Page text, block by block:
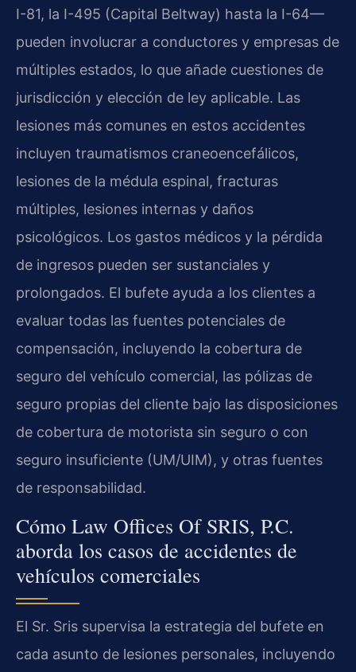
I-81, la I-495 (Capital Beltway) hasta la I-64—
pueden involucrar a conductores y empresas de
múltiples estados, lo que añade cuestiones de
jurisdicción y elección de ley aplicable. Las
lesiones más comunes en estos accidentes
incluyen traumatismos craneoencefálicos,
lesiones de la médula espinal, fracturas
múltiples, lesiones internas y daños
psicológicos. Los gastos médicos y la pérdida
de ingresos pueden ser sustanciales y
prolongados. El bufete ayuda a los clientes a
evaluar todas las fuentes potenciales de
compensación, incluyendo la cobertura de
seguro del vehículo comercial, las pólizas de
seguro propias del cliente bajo las disposiciones
de cobertura de motorista sin seguro o con
seguro insuficiente (UM/UIM), y otras fuentes
de responsabilidad.
Cómo Law Offices Of SRIS, P.C.
aborda los casos de accidentes de
vehículos comerciales
El Sr. Sris supervisa la estrategia del bufete en
cada asunto de lesiones personales, incluyendo